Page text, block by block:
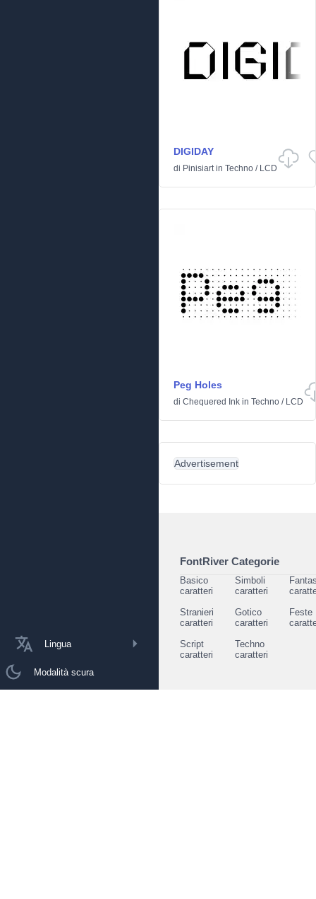
Lingua
Modalità scura
DIGIDAY
di Pinisiartin Techno / LCD
Peg Holes
di Chequered Ink in Techno / LCD
Advertisement
FontRiver Categorie
Basico
caratteri
Simboli
caratteri
Stranieri
caratteri
Gotico
caratteri
Feste
Script
caratteri
Techno
caratteri